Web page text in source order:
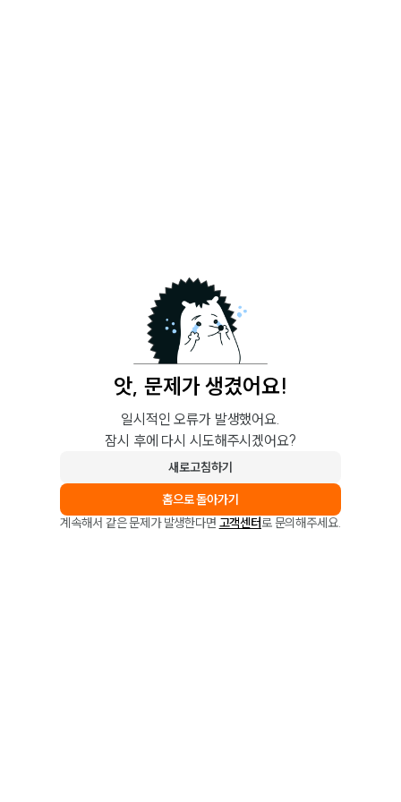
앗, 문제가 생겼어요!
일시적인 오류가 발생했어요.
잠시 후에 다시 시도해주시겠어요?
새로고침하기
홈으로 돌아가기
계속해서 같은 문제가 발생한다면 고객센터로 문의해주세요.